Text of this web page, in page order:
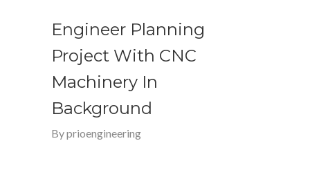
Engineer Planning
Project With CNC
Machinery In
Background
Byprioengineering